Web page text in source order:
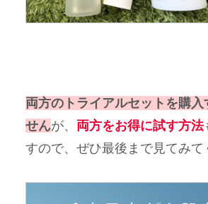
両方のトライアルセットを購入
せんが、 両方をお得に試す方法
すので、ぜひ最後まで見てみ